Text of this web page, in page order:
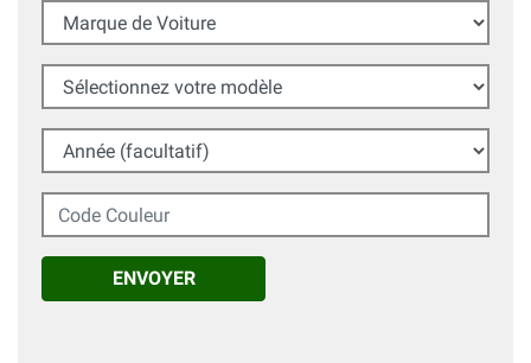
Marque de Voiture
Sélectionnez votre modèle
Année (facultatif)
Code Couleur
ENVOYER